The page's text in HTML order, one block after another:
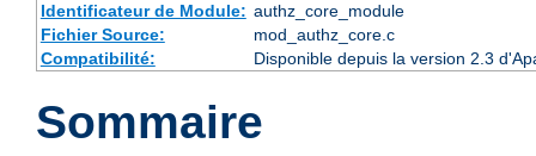
Identificateur de Module: authz_core_module
Fichier Source:
mod_authz_core.c
Compatibilité:
Disponible depuis la version 2.3
Sommaire